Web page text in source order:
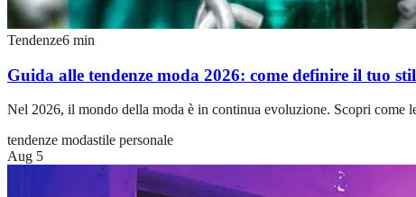
Tendenze6 min
Guida alle tendenze moda 2026: come definire il tuo
Nel 2026, il mondo della moda è in continua evoluzione. Scopri come
tendenze modastile personale
Aug 5